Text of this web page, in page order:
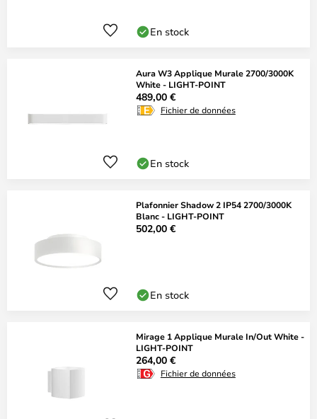
En stock
Aura W3 Applique Murale 2700/3000K
White - LIGHT-POINT
489,00 €
Fichier de données
En stock
Plafonnier Shadow 2 IP54 2700/3000K
Blanc - LIGHT-POINT
502,00 €
En stock
Mirage 1 Applique Murale In/Out White -
LIGHT-POINT
264,00 €
Fichier de données